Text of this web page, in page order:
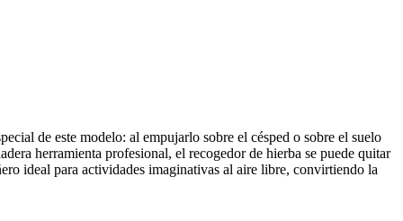
de este modelo: al empujarlo sobre el césped o sobre el suelo
herramienta profesional, el recogedor de hierba se puede quitar
ideal para actividades imaginativas al aire libre, convirtiendo la